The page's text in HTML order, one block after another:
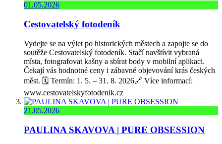
01.05.2026
Cestovatelský fotodeník
Vydejte se na výlet po historických městech a zapojte se do
soutěže Cestovatelský fotodeník. Stačí navštívit vybraná
místa, fotografovat kašny a sbírat body v mobilní aplikaci.
Čekají vás hodnotné ceny i zábavné objevování krás českých
měst. 🗓️ Termín: 1. 5. – 31. 8. 2026🔗 Více informací:
www.cestovatelskyfotodenik.cz
21.05.2026
PAULINA SKAVOVA | PURE OBSESSION